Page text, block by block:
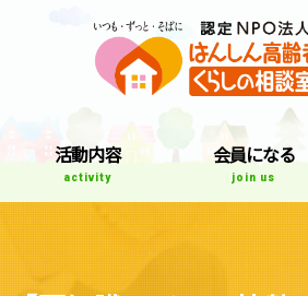
活動内容
activity
会員になる
join us